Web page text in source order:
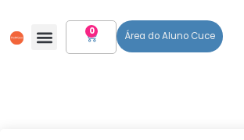
0 Área do Aluno Cuce